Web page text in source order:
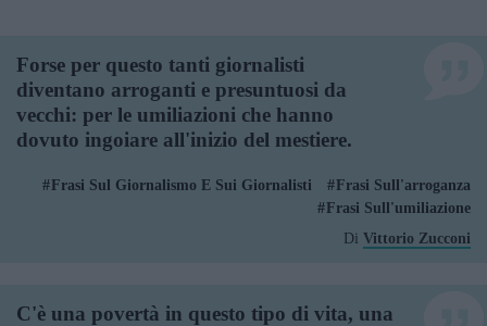
Forse per questo tanti giornalisti
diventano arroganti e presuntuosi da
vecchi: per le umiliazioni che hanno
dovuto ingoiare all'inizio del mestiere.
Frasi Sul Giornalismo E Sui Giornalisti
Frasi Sull'arroganza
Frasi Sull'umiliazione
Di Vittorio Zucconi
C'è una povertà in questo tipo di vita, una